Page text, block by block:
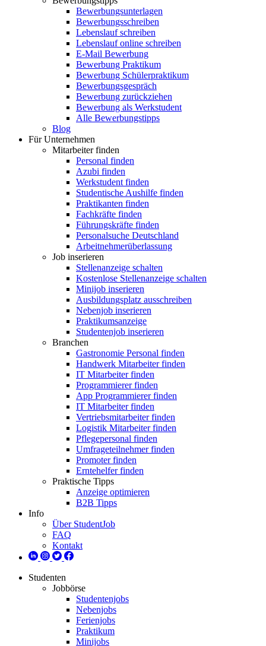
Bewerbungsunterlagen
Bewerbungsschreiben
Lebenslauf schreiben
Lebenslauf online schreiben
E-Mail Bewerbung
Bewerbung Praktikum
Bewerbung Schülerpraktikum
Bewerbungsgespräch
Bewerbung zurückziehen
Bewerbung als Werkstudent
Alle Bewerbungstipps
Blog
Für Unternehmen
Mitarbeiter finden
Personal finden
Azubi finden
Werkstudent finden
Studentische Aushilfe finden
Praktikanten finden
Fachkräfte finden
Führungskräfte finden
Personalsuche Deutschland
Arbeitnehmerüberlassung
Job inserieren
Stellenanzeige schalten
Kostenlose Stellenanzeige schalten
Minijob inserieren
Ausbildungsplatz ausschreiben
Nebenjob inserieren
Praktikumsanzeige
Studentenjob inserieren
Branchen
Gastronomie Personal finden
Handwerk Mitarbeiter finden
IT Mitarbeiter finden
Programmierer finden
App Programmierer finden
IT Mitarbeiter finden
Vertriebsmitarbeiter finden
Logistik Mitarbeiter finden
Pflegepersonal finden
Umfrageteilnehmer finden
Promoter finden
Erntehelfer finden
Praktische Tipps
Anzeige optimieren
B2B Tipps
Info
Über StudentJob
FAQ
Kontakt
Studenten
Jobbörse
Studentenjobs
Nebenjobs
Ferienjobs
Praktikum
Minijobs